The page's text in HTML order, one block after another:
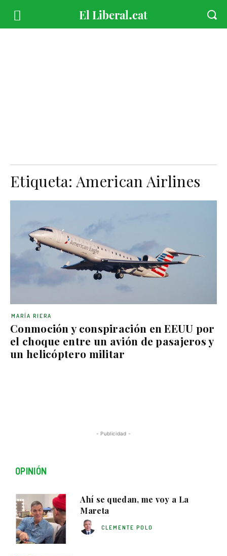
Etiqueta:American Airlines
Conmoción y conspiración en EEUU por
el choque entre un avión de pasajeros y
un helicóptero militar
MARÍA RIERA
- Publicidad -
OPINIÓN
Ahí se quedan, me voy a La
Mareta
CLEMENTE POLO